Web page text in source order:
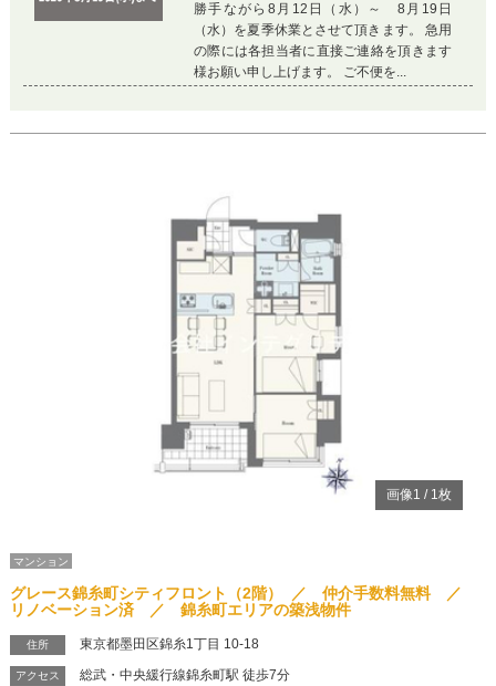
勝手ながら8月12日（水）～ 8月19日
（水）を夏季休業とさせて頂きます。 急用
の際には各担当者に直接ご連絡を頂きます
様お願い申し上げます。 ご不便を...
画像1 / 1枚
マンション
グレース錦糸町シティフロント（2階） ／ 仲介手数料無料 ／
リノベーション済 ／ 錦糸町エリアの築浅物件
住所 東京都墨田区錦糸1丁目 10-18
アクセス
総武・中央緩行線錦糸町駅 徒歩7分